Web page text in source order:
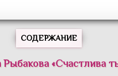
СОДЕРЖАНИЕ
Рыбакова «Счастлива